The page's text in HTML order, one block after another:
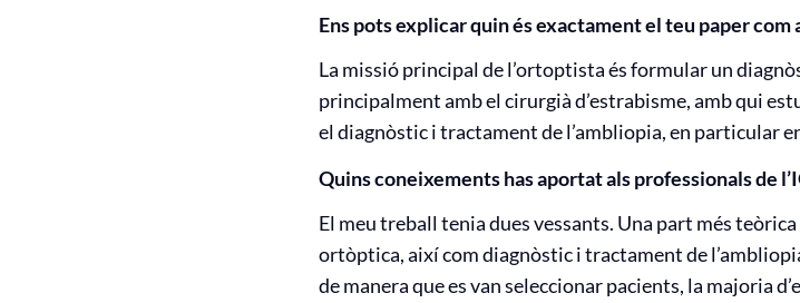
Ens pots explicar quin és exactament el teu paper com
La missió principal de l’ortoptista és formular un
principalment amb el cirurgià d’estrabisme, amb qui
el diagnòstic i tractament de l’ambliopia, en particular
Quins coneixements has aportat als professionals de
El meu treball tenia dues vessants. Una part més
ortòptica, així com diagnòstic i tractament de
de manera que es van seleccionar pacients, la majoria